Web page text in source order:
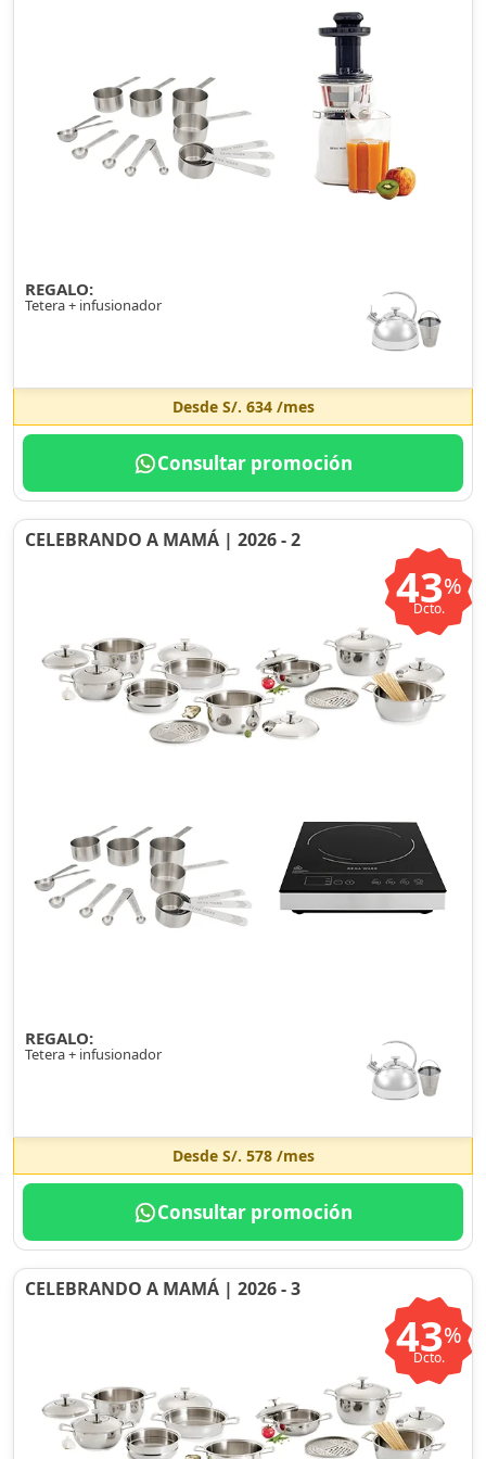
REGALO:
Tetera + infusionador
Desde S/. 634/mes
Consultar promoción
CELEBRANDO A MAMÁ | 2026 - 2
43%
Dcto.
REGALO:
Tetera + infusionador
Desde S/. 578/mes
Consultar promoción
CELEBRANDO A MAMÁ | 2026 - 3
43%
Dcto.